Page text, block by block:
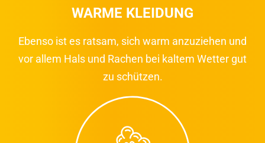
WARME KLEIDUNG
Ebenso ist es ratsam, sich warm anzuziehen und
vor allem Hals und Rachen bei kaltem Wetter gut
zu schützen.